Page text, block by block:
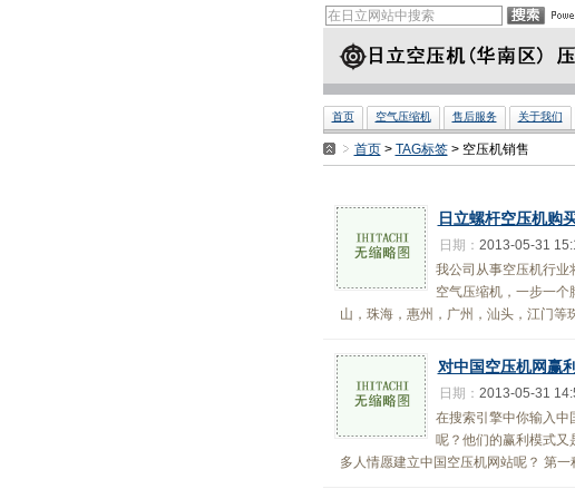
首页 空气压缩机 售后服务 关于我们
首页> TAG标签> 空压机销售
日立螺杆空压机购
日期： 2013-05-31
我公司从事空压机行
空气压缩机，一步一
山，珠海，惠州，广州，汕头，江门等
对中国空压机网赢
日期： 2013-05-31
在搜索引擎中你输入中
呢？他们的赢利模式又
多人情愿建立中国空压机网站呢？ 第一